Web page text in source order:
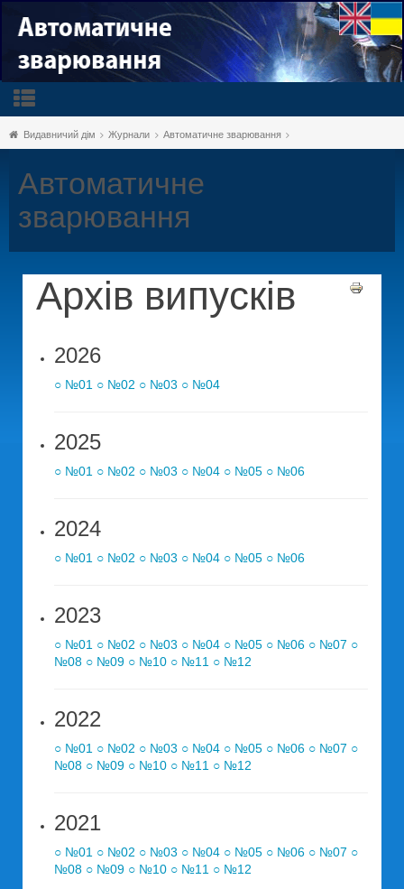
Видавничий дім Журнали Автоматичне зварювання
Автоматичне
зварювання
Архів випусків
2026
○ №01 ○ №02 ○ №03 ○ №04
2025
○ №01 ○ №02 ○ №03 ○ №04 ○ №05 ○ №06
2024
○ №01 ○ №02 ○ №03 ○ №04 ○ №05 ○ №06
2023
○ №01 ○ №02 ○ №03 ○ №04 ○ №05 ○ №06 ○ №07 ○
№08 ○ №09 ○ №10 ○ №11 ○ №12
2022
○ №01 ○ №02 ○ №03 ○ №04 ○ №05 ○ №06 ○ №07 ○
№08 ○ №09 ○ №10 ○ №11 ○ №12
2021
○ №01 ○ №02 ○ №03 ○ №04 ○ №05 ○ №06 ○ №07 ○
№08 ○ №09 ○ №10 ○ №11 ○ №12